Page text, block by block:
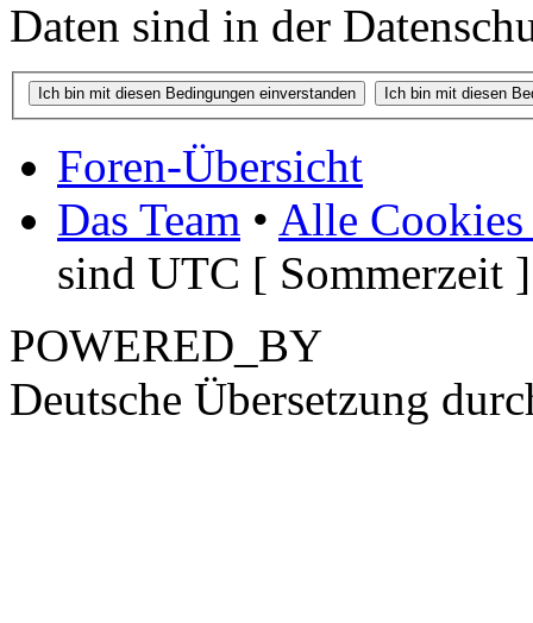
Daten sind in der
Foren-Übersicht
Das Team • Alle Cookies
sind UTC [ Sommerzeit ]
POWERED_BY
Deutsche Übersetzung